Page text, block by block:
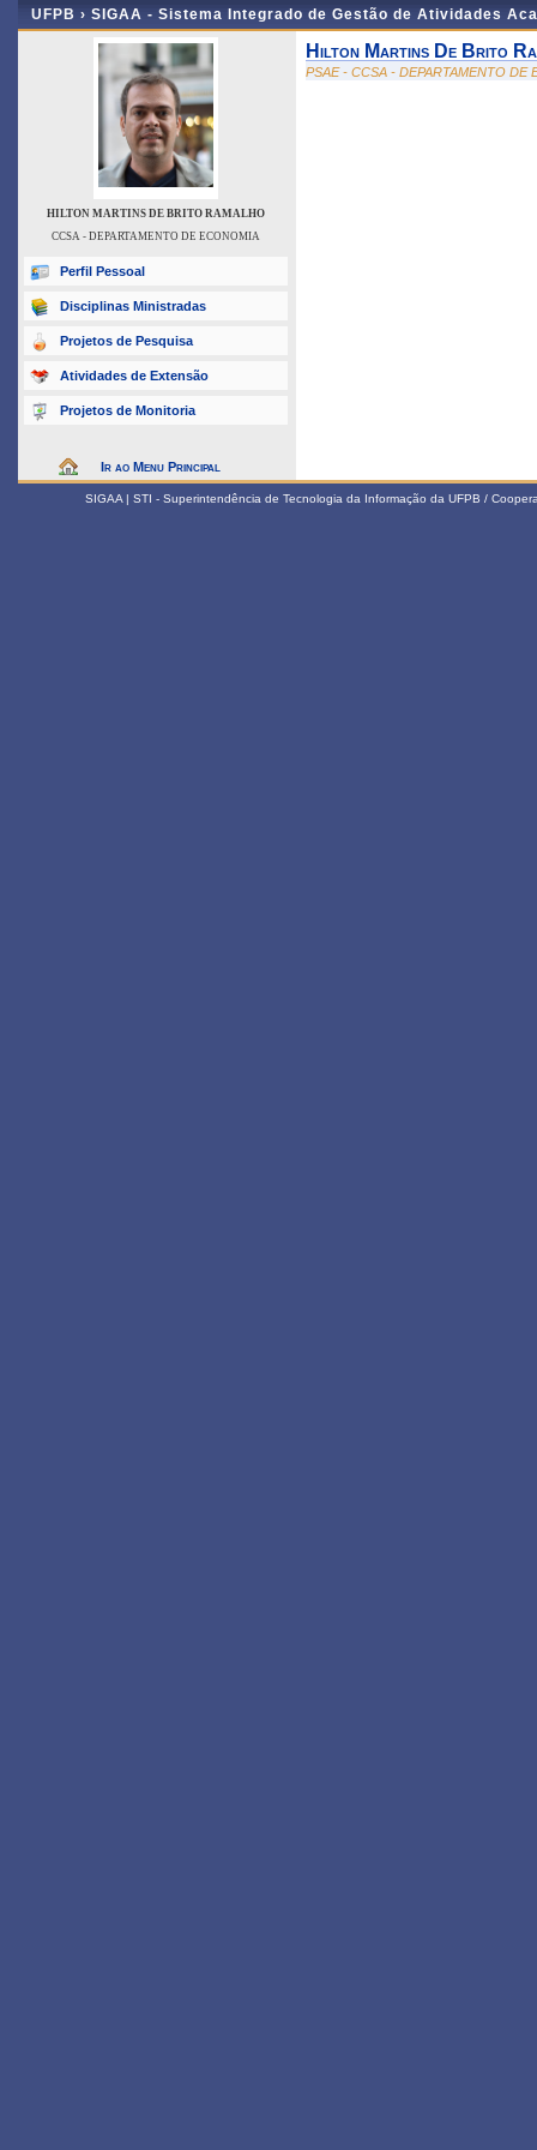
UFPB › SIGAA - Sistema Integrado de Gestão de Atividades
HILTON MARTINS DE BRITO RAMALHO
CCSA - DEPARTAMENTO DE ECONOMIA
Perfil Pessoal
Disciplinas Ministradas
Projetos de Pesquisa
Atividades de Extensão
Projetos de Monitoria
Ir ao Menu Principal
Hilton Martins De Brito
PSAE - CCSA - DEPARTAMENTO DE
SIGAA | STI - Superintendência de Tecnologia da Informação da UFPB /